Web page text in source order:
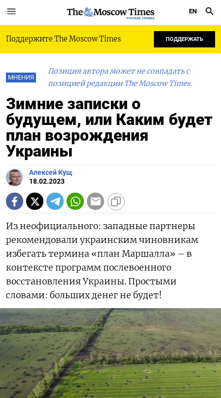
РУССКАЯ СЛУЖБА
EN
Поддержите The Moscow Times ПОДДЕРЖАТЬ
МНЕНИЯ
Позиция автора может не совпадать с
позицией редакции The Moscow Times.
Зимние записки о
будущем, или Каким будет
план возрождения
Украины
Алексей Кущ
18.02.2023
Из неофициального: западные партнеры
рекомендовали украинским чиновникам
избегать термина «план Маршалла» – в
контексте программ послевоенного
восстановления Украины. Простыми
словами: больших денег не будет!